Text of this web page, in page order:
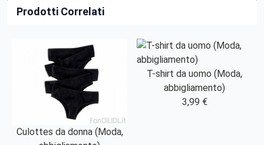
Prodotti Correlati
Culottes da donna (Moda,
T-shirt da uomo (Moda,
abbigliamento)
3,99 €